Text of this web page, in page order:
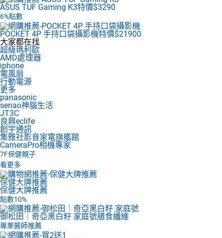
ASUS TUF Gaming K3特價$3290
6%點數
POCKET 4P 手持口袋攝影機特價$21900
大家都在找
超級瑪利歐
AMD處理器
iphone
電風扇
行動電源
更多
panasonic
senao神腦生活
JT3C
良興eclife
創宇通訊
集雅社影音家電旗艦館
CameraPro相機專家
7F保健親子
看更多
保健大牌推薦
保健大牌推薦
點數10%
御松田｜奇亞黑白籽 家庭號膳食纖維
專業醫師推薦